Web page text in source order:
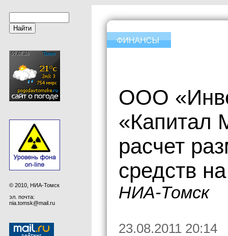
© 2010, НИА-Томск
эл. почта:
nia.tomsk@mail.ru
ООО
«Капитал
расчет
средств
НИА-Томск
23.08.2011 20:14